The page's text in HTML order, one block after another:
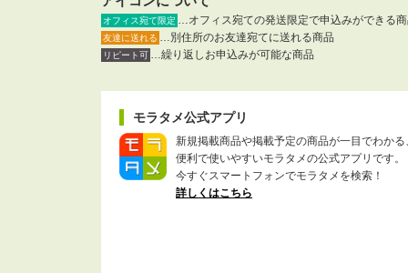
オフィス宛て限定 …オフィス宛ての発送限定で申込みができる
友達に送れる …別住所のお友達宛てに送れる商品
リピート可 …繰り返しお申込みが可能な商品
モラタメ公式アプリ
新規掲載商品や掲載予定の商品が一目でわかる
便利で使いやすいモラタメの公式アプリです。
今すぐスマートフォンでモラタメを検索！
詳しくはこちら